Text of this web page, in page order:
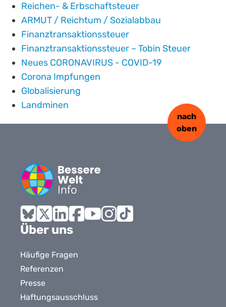
Reichen- & Erbschaftsteuer
ARMUT / Reichtum / Sozialabbau
Finanztransaktionssteuer
Finanztransaktionssteuer ~ Tobin Steuer
Neues CORONAVIRUS - COVID-19
Corona Impfungen
Globalisierung
Landminen
Bluesky
X LinkedInFacebook
nach
oben
Über uns
Häufige Fragen
Referenzen
Presse
Haftungsausschluss